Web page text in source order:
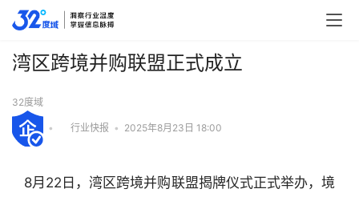
湾区跨境并购联盟正式成立
32度域
• 行业快报 • 2025年8月23日 18:00
8月22日，湾区跨境并购联盟揭牌仪式正式举办，境